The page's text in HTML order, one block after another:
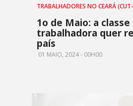
TRABALHADORES NO CEARÁ
1o de Maio: a classe
trabalhadora quer
país
01 MAIO, 2024 - 00H00